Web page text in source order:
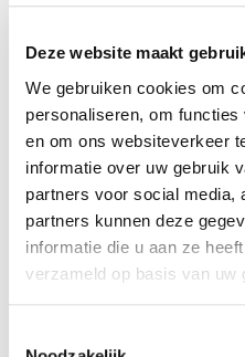
Deze website maakt
We gebruiken cookies om
personaliseren, om
en om ons websiteverkeer
informatie over uw gebruik
partners voor social media,
partners kunnen deze
informatie die u aan ze
verzameld op basis van uw
Apple Studio
standaard
Mooie nieuwe
ronduit schitterende
om. Hij is
dun, één en al scherm en
features. Dus wat u ook
inch 5K Retina
beeldscherm komt alles
kleuren en